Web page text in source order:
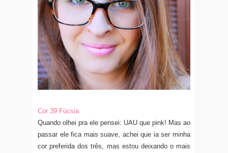
Cor 39 Fúcsia
Quando olhei pra ele pensei: UAU que pink! Mas ao
passar ele fica mais suave, achei que ia ser minha
cor preferida dos três, mas estou deixando o mais